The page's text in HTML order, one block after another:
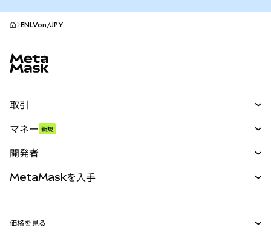
ENLVon/JPY
取引
パーペチュアル
RWA
マネー 新規
開発者
MetaMaskを入手
価格を見る